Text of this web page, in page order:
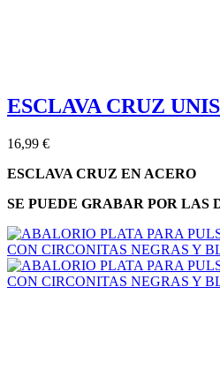
ESCLAVA CRUZ
16,99 €
ESCLAVA CRUZ EN ACERO
SE PUEDE GRABAR POR LAS